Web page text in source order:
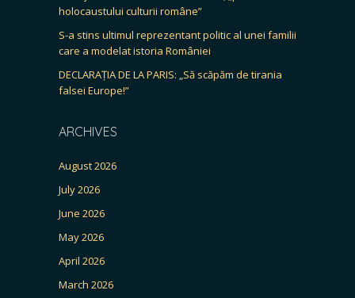
holocaustului culturii române”
S-a stins ultimul reprezentant politic al unei familii
care a modelat istoria României
DECLARAȚIA DE LA PARIS: „Să scăpăm de tirania
falsei Europe!”
ARCHIVES
August 2026
July 2026
June 2026
May 2026
April 2026
March 2026